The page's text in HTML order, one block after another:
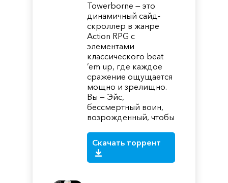
Towerborne — это
динамичный сайд-
скроллер в жанре
Action RPG с
элементами
классического beat
’em up, где каждое
сражение ощущается
мощно и зрелищно.
Вы — Эйс,
бессмертный воин,
возрожденный, чтобы
Скачать торрент